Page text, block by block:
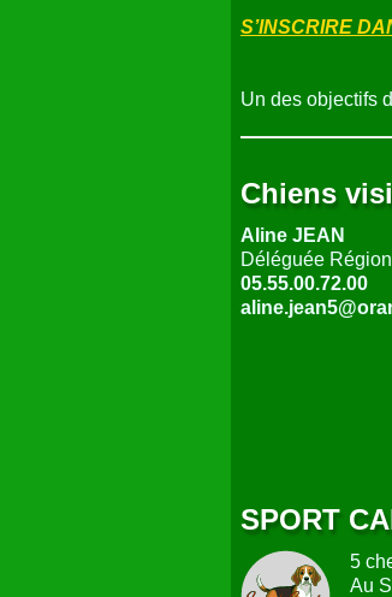
S’INSCRIRE
Un des objectifs
Chiens
Aline JEAN
Déléguée
05.55.00.72.00
SPORT
5
Au